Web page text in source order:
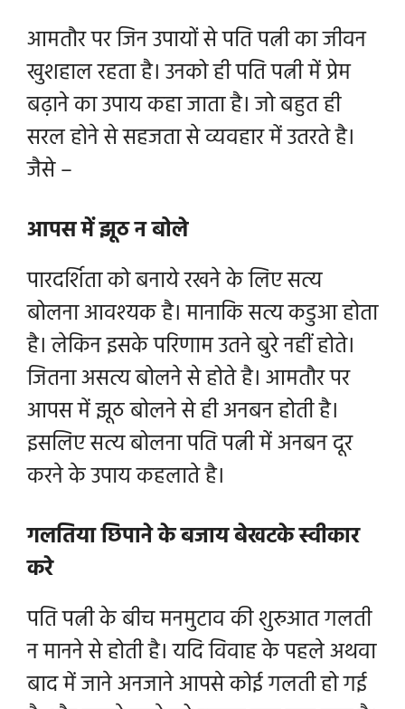
आमतौर पर जिन उपायों से पति पत्नी का जीवन
खुशहाल रहता है। उनको हीपति पत्नी में प्रेम
बढ़ाने का उपाय कहा जाता है। जो बहुत ही
सरल होने से सहजता से व्यवहार में उतरते है।
जैसे –
आपस में झूठ न बोले
पारदर्शिता को बनाये रखने के लिए सत्य
बोलना आवश्यक है। मानाकि सत्य कडुआ होता
है। लेकिन इसके परिणाम उतने बुरे नहीं होते।
जितना असत्य बोलने से होते है। आमतौर पर
आपस में झूठ बोलने से ही अनबन होती है।
इसलिए सत्य बोलनापति पत्नी में अनबन दूर
करने के उपाय कहलाते है।
गलतिया छिपाने के बजाय बेखटके स्वीकार
करे
पति पत्नी के बीच मनमुटाव की शुरुआत गलती
न मानने से होती है। यदि विवाह के पहले अथवा
बाद में जाने अनजाने आपसे कोई गलती हो गई